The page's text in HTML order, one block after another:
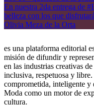
En nuestra 2da entrega de
belleza con los que
Olivia Meza de la Orta
es una plataforma editorial
misión de difundir y
en las industrias creativas
inclusiva, respetuosa y
comprometida, inteligente y
Moda como un motor de
cultura.